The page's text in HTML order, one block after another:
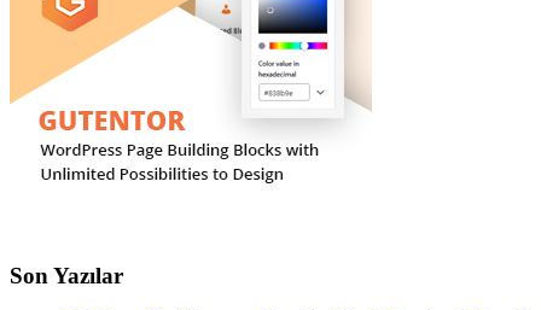
Son Yazılar